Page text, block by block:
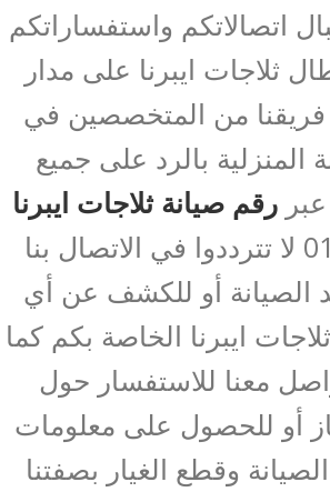
اتصالاتكم واستفساراتكم
ثلاجات ايبرنا على مدار
فريقنا من المتخصصين في
المنزلية بالرد على جميع
رقم صيانة ثلاجات ايبرنا
01201161666 لا تترددوا في الاتصال بنا
الصيانة أو للكشف عن أي
ايبرنا الخاصة بكم كما
معنا للاستفسار حول
أو للحصول على معلومات
وقطع الغيار بصفتنا